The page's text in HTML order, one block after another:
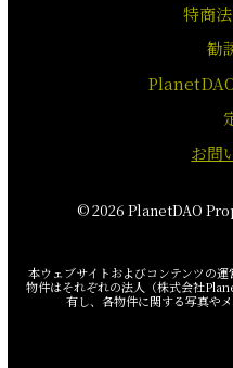
特商
勧
お問
© 2026 PlanetDAO
本ウェブサイトおよびコンテンツの
物件はそれぞれの法人（株式会社
有し、各物件に関する写真や